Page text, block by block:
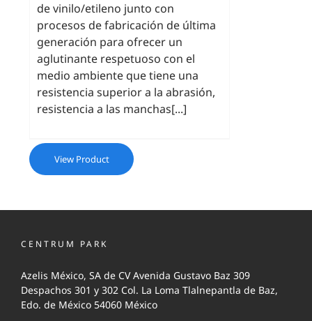
de vinilo/etileno junto con
procesos de fabricación de última
generación para ofrecer un
aglutinante respetuoso con el
medio ambiente que tiene una
resistencia superior a la abrasión,
resistencia a las manchas[...]
View Product
CENTRUM PARK
Azelis México, SA de CV Avenida Gustavo Baz 309
Despachos 301 y 302 Col. La Loma Tlalnepantla de Baz,
Edo. de México 54060 México